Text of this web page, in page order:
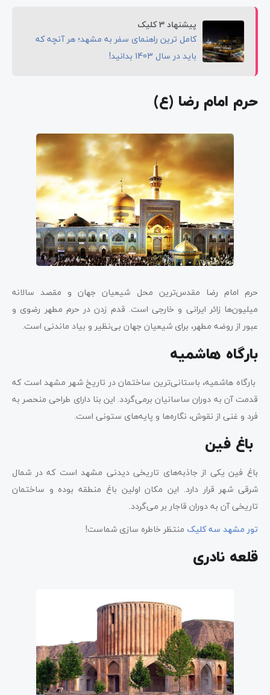
پیشنهاد 3 کلیک
کامل ترین راهنمای سفر به مشهد؛ هر آنچه که
باید در سال 1403 بدانید!
حرم امام رضا (ع)
حرم امام رضا مقدس‌ترین محل شیعیان جهان و مقصد سالانه
میلیون‌ها زائر ایرانی و خارجی است. قدم زدن در حرم مطهر رضوی و
عبور از روضه مطهر، برای شیعیان جهان بی‌نظیر و بیاد ماندنی است.
بارگاه هاشمیه
بارگاه هاشمیه، باستانی‌ترین ساختمان در تاریخ شهر مشهد است که
قدمت آن به دوران ساسانیان برمی‌گردد. این بنا دارای طراحی منحصر به
فرد و غنی از نقوش، نگاره‌ها و پایه‌های ستونی است.
باغ فین
باغ فین یکی از جاذبه‌های تاریخی دیدنی مشهد است که در شمال
شرقی شهر قرار دارد. این مکان اولین باغ منطقه بوده و ساختمان
تاریخی آن به دوران قاجار بر می‌گردد.
تور مشهد سه کلیک منتظر خاطره سازی شماست!
قلعه نادری